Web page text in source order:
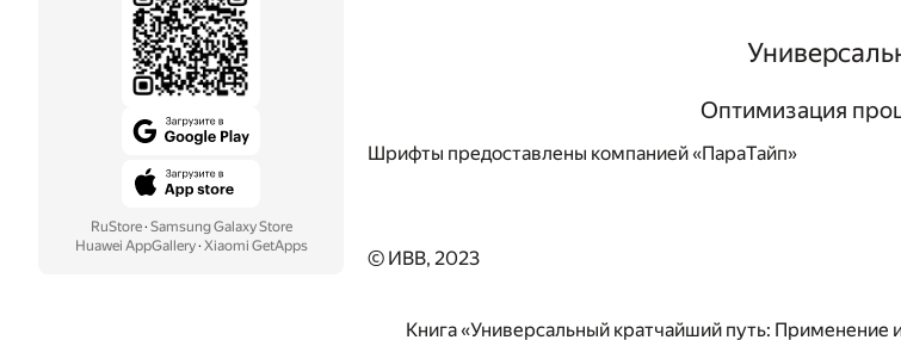
RuStore· Samsung Galaxy Store
Huawei AppGallery· Xiaomi GetApps
Оптимизация
Шрифты предоставлены компанией «ПараТайп»
© ИВВ, 2023
Книга «Универсальный кратчайший путь: